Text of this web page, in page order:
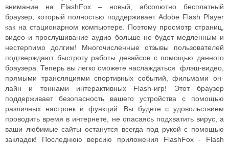
внимание на FlashFox – новый, абсолютно бесплатный
браузер, который полностью поддерживает Adobe Flash Player
как на стационарном компьютере. Поэтому просмотр страниц,
видео и прослушивание аудио больше не будет медленным и
нестерпимо долгим! Многочисленные отзывы пользователей
подтверждают быстроту работы девайсов с помощью данного
браузера. Теперь вы легко сможете наслаждаться флэш-видео,
прямыми трансляциями спортивных событий, фильмами он-
лайн и тоннами интерактивных Flash-игр! Этот браузер
поддерживает безопасность вашего устройства с помощью
различных настроек и функций. Вы будете с удовольствием
проводить время в интернете, не опасаясь подхватить вирус, а
ваши любимые сайты останутся всегда под рукой с помощью
закладок! Последнюю версию приложения FlashFox - Flash